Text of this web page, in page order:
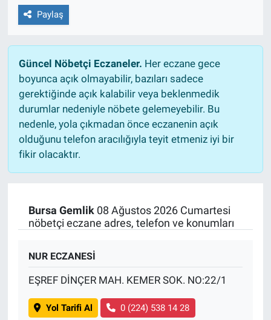
Paylaş
Güncel Nöbetçi Eczaneler. Her eczane gece
boyunca açık olmayabilir, bazıları sadece
gerektiğinde açık kalabilir veya beklenmedik
durumlar nedeniyle nöbete gelemeyebilir. Bu
nedenle, yola çıkmadan önce eczanenin açık
olduğunu telefon aracılığıyla teyit etmeniz iyi bir
fikir olacaktır.
Bursa Gemlik08 Ağustos 2026 Cumartesi
nöbetçi eczane adres, telefon ve konumları
NUR ECZANESİ
EŞREF DİNÇER MAH. KEMER SOK. NO:22/1
Yol Tarifi Al 0 (224) 538 14 28